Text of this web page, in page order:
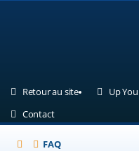
Retour au site(Ouvre un
Up
Contact(Ouvre un nouvel
FAQ